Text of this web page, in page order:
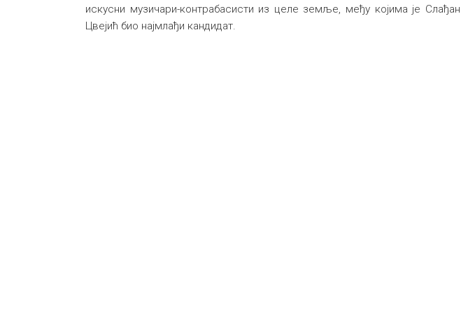
искусни музичари-контрабасисти из целе земље, међу којима је Слађан
Цвејић био најмлађи кандидат.